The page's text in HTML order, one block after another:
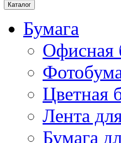
Каталог
Бумага
Офисная
Цветная
Лента
Бумага